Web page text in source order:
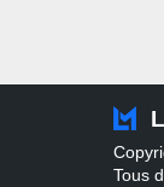
Tous